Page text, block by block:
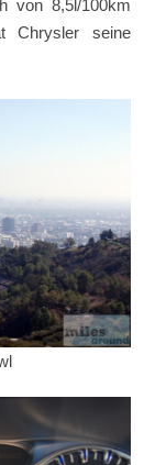
von 8,5l/100km
Chrysler seine